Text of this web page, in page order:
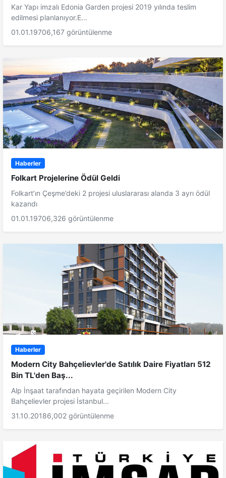
Kar Yapı imzalı Edonia Garden projesi 2019 yılında teslim
edilmesi planlanıyor.E...
01.01.19706,167 görüntülenme
Haberler
Folkart Projelerine Ödül Geldi
Folkart’ın Çeşme’deki 2 projesi uluslararası alanda 3 ayrı ödül
kazandı
01.01.19706,326 görüntülenme
Haberler
Modern City Bahçelievler'de Satılık Daire Fiyatları 512
Bin TL'den Baş...
Alp İnşaat tarafından hayata geçirilen Modern City
Bahçelievler projesi İstanbul...
31.10.20186,002 görüntülenme